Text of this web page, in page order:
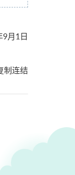
9月1日
制连结